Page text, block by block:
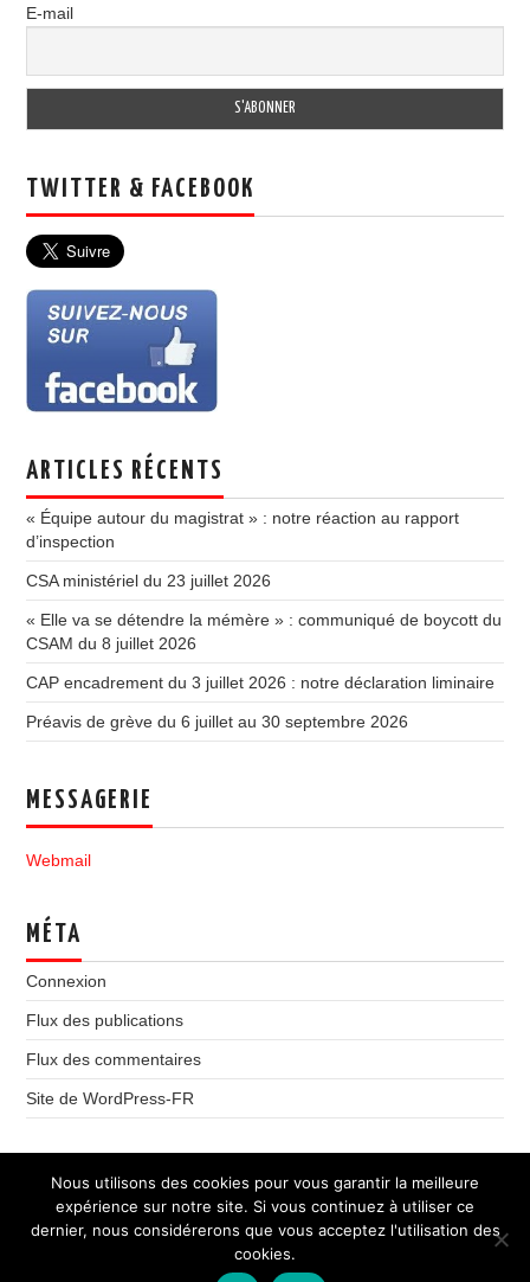
E-mail
TWITTER & FACEBOOK
ARTICLES RÉCENTS
« Équipe autour du magistrat » : notre réaction au rapport
d’inspection
CSA ministériel du 23 juillet 2026
« Elle va se détendre la mémère » : communiqué de boycott du
CSAM du 8 juillet 2026
CAP encadrement du 3 juillet 2026 : notre déclaration liminaire
Préavis de grève du 6 juillet au 30 septembre 2026
MESSAGERIE
Webmail
MÉTA
Connexion
Flux des publications
Flux des commentaires
Site de WordPress-FR
© 2026 Syndicat National CGT des Chancelleries & Services
Judiciaires. All rights reserved.
Nous utilisons des cookies pour vous garantir la meilleure
expérience sur notre site. Si vous continuez à utiliser ce
dernier, nous considérerons que vous acceptez l'utilisation des
cookies.